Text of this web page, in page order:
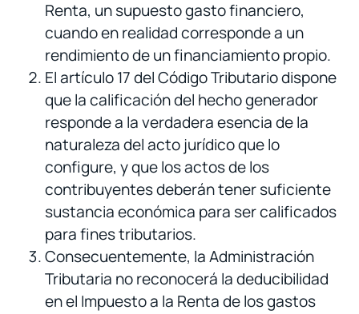
Renta, un supuesto gasto financiero,
cuando en realidad corresponde a un
rendimiento de un financiamiento propio.
El artículo 17 del Código Tributario dispone
que la calificación del hecho generador
responde a la verdadera esencia de la
naturaleza del acto jurídico que lo
configure, y que los actos de los
contribuyentes deberán tener suficiente
sustancia económica para ser calificados
para fines tributarios.
Consecuentemente, la Administración
Tributaria no reconocerá la deducibilidad
en el Impuesto a la Renta de los gastos